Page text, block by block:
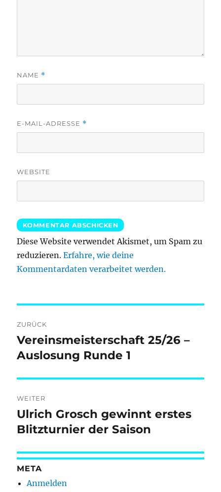
NAME *
E-MAIL-ADRESSE *
WEBSITE
Diese Website verwendet Akismet, um Spam zu
reduzieren.Erfahre, wie deine
Kommentardaten verarbeitet werden.
ZURÜCK
Vorheriger
Beitrag:
Vereinsmeisterschaft 25/26 –
Auslosung Runde 1
WEITER
Nächster
Beitrag:
Ulrich Grosch gewinnt erstes
Blitzturnier der Saison
META
Anmelden